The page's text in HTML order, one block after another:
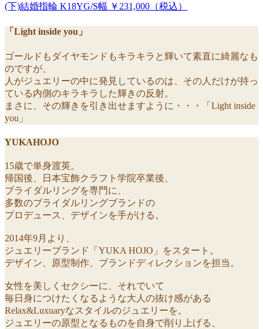
(下)結婚指輪 K18YG/S幅 ￥231,000（税込）
「Light inside you」
ゴールドもダイヤモンドもキラキラと輝いて素直に綺麗なも
のですが、
人がジュエリーの中に発見しているのは、その人だけが持っ
ている内側のキラキラした輝きの反射。
まさに、その輝きを引き出せますように・・・「Light inside
you」
YUKAHOJO
15歳で単身渡英。
帰国後、日本宝飾クラフト学院卒業後、
ブライダルリングを専門に、
多数のブライダルリングブランドの
プロデュース、デザインを手がける。
2014年9月より、
ジュエリーブランド「YUKA HOJO」をスタート。
デザイン、原型制作、ブランドディレクションを担当。
女性を美しくセクシーに、それでいて
毎日身につけたくなるような大人の抜け感がある
Relax&Luxuaryなスタイルのジュエリーを。
ジュエリーの原型となるものを自身で削り上げる、